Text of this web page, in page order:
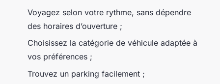
Voyagez selon votre rythme, sans dépendre
des horaires d’ouverture ;
Choisissez la catégorie de véhicule adaptée à
vos préférences ;
Trouvez un parking facilement ;